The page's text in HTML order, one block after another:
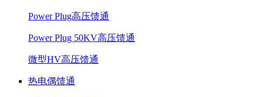
Power Plug高压馈通
Power Plug 50KV高压馈通
微型HV高压馈通
热电偶馈通